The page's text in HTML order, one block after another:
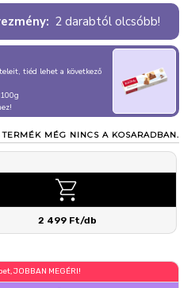
2 darabtól olcsóbb!
tiéd lehet a következő
MÉG NINCS A KOSARADBAN.
2 499 Ft/db
JOBBAN MEGÉRI!